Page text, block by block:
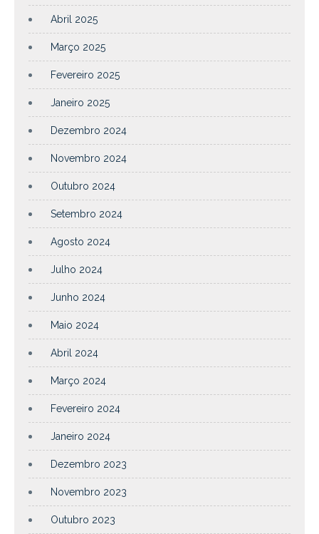
Abril 2025
Março 2025
Fevereiro 2025
Janeiro 2025
Dezembro 2024
Novembro 2024
Outubro 2024
Setembro 2024
Agosto 2024
Julho 2024
Junho 2024
Maio 2024
Abril 2024
Março 2024
Fevereiro 2024
Janeiro 2024
Dezembro 2023
Novembro 2023
Outubro 2023